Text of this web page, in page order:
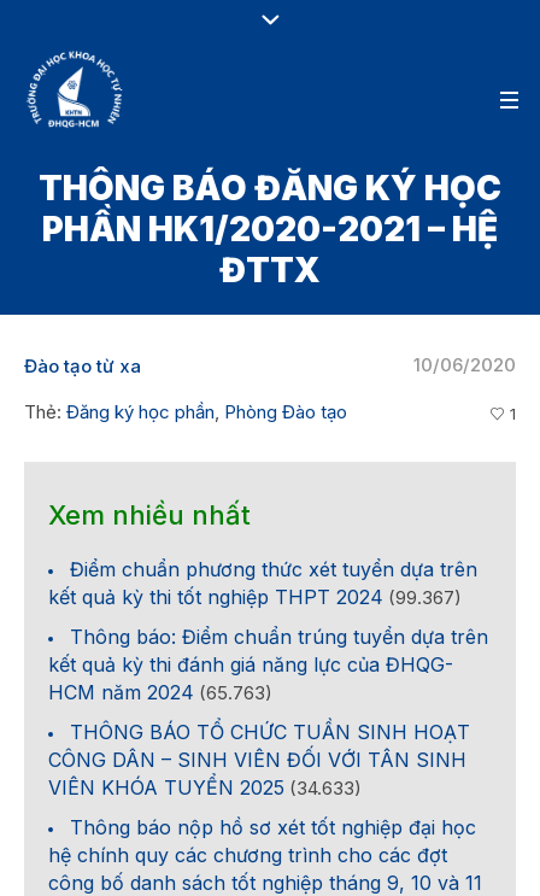
THÔNG BÁO ĐĂNG KÝ HỌC
PHẦN HK1/2020-2021 – HỆ
ĐTTX
10/06/2020
Đào tạo từ xa
Thẻ: Đăng ký học phần, Phòng Đào tạo 1
Xem nhiều nhất
Điểm chuẩn phương thức xét tuyển dựa trên
kết quả kỳ thi tốt nghiệp THPT 2024 (99.367)
Thông báo: Điểm chuẩn trúng tuyển dựa trên
kết quả kỳ thi đánh giá năng lực của ĐHQG-
HCM năm 2024 (65.763)
THÔNG BÁO TỔ CHỨC TUẦN SINH HOẠT
CÔNG DÂN – SINH VIÊN ĐỐI VỚI TÂN SINH
VIÊN KHÓA TUYỂN 2025 (34.633)
Thông báo nộp hồ sơ xét tốt nghiệp đại học
hệ chính quy các chương trình cho các đợt
công bố danh sách tốt nghiệp tháng 9, 10 và 11